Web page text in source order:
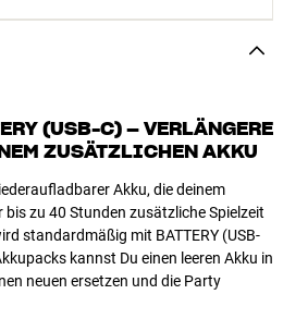
(USB-C) – VERLÄNGERE
ZUSÄTZLICHEN AKKU
Akku, die deinem
bis zu 40 Stunden zusätzliche Spielzeit
standardmäßig mit BATTERY (USB-
kannst Du einen leeren Akku in
neuen ersetzen und die Party